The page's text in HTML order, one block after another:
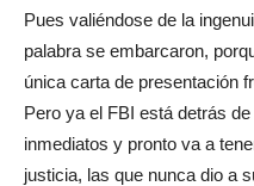
Pues valiéndose de la
palabra se embarcaron,
única carta de presentación
Pero ya el FBI está detrás
inmediatos y pronto va a
justicia, las que nunca dio a